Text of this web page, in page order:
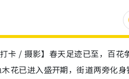
卡 / 摄影】春天足迹已至，百
花已进入盛开期，街道两旁化